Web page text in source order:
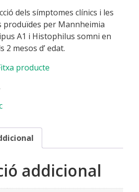
dels símptomes clínics i les
produïdes per Mannheimia
A1 i Histophilus somni en
2 mesos d’ edat.
producte
addicional